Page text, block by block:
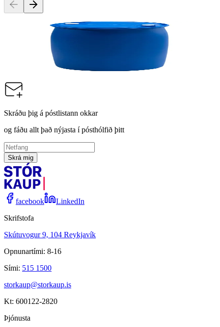
Topaz MD2 kvoðusápa, 220kg
118097
Skráðu þig á póstlistann okkar
og fáðu allt það nýjasta í pósthólfið þitt
Skrá mig
facebook
LinkedIn
Skrifstofa
Skútuvogur 9, 104 Reykjavík
Opnunartími: 8-16
Sími: 515 1500
storkaup@storkaup.is
Kt: 600122-2820
Þjónusta